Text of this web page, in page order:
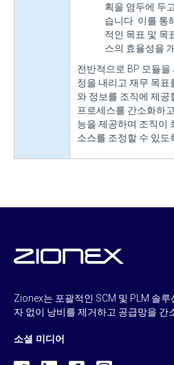
획을 염두에 두
습니다. 이를 통
적인 목표 및 목
스의 효율성을
전반적으로 BP 모듈을
정을 내리고 재무 목표
와 정보를 조직에 제공
프로세스를 간소화하
능을 제공하며 조직이
소스를 조정할 수 있도
Zionex는 포괄적인 SCM 및 PLM 솔
자 없이 낭비를 제거하고 공급망을 간
소셜 미디어